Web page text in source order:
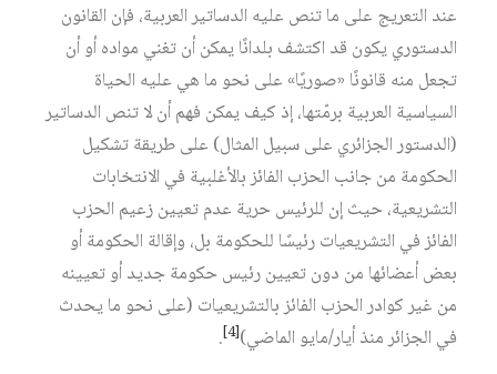
عند التعريج على ما تنص عليه الدساتير العربية، فإن القانون
الدستوري يكون قد اكتشف بلدانًا يمكن أن تغني مواده أو أن
تجعل منه قانونًا «صوريًا» على نحو ما هي عليه الحياة
السياسية العربية برمّتها، إذ كيف يمكن فهم أن لا تنص الدساتير
(الدستور الجزائري على سبيل المثال) على طريقة تشكيل
الحكومة من جانب الحزب الفائز بالأغلبية في الانتخابات
التشريعية، حيث إن للرئيس حرية عدم تعيين زعيم الحزب
الفائز في التشريعيات رئيسًا للحكومة بل، وإقالة الحكومة أو
بعض أعضائها من دون تعيين رئيس حكومة جديد أو تعيينه
من غير كوادر الحزب الفائز بالتشريعيات (على نحو ما يحدث
في الجزائر منذ أيار/مايو الماضي)[4]
.